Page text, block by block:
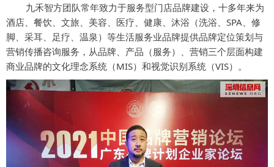
九禾智方团队常年致力于服务型门店品牌建设，十多年来为
酒店、餐饮、文旅、美容、医疗、健康、沐浴（洗浴、SPA、修
脚、采耳、足疗、温泉）等生活服务业品牌提供品牌定位策划与
营销传播咨询服务，从品牌、产品（服务）、营销三个层面构建
商业品牌的文化理念系统（MIS）和视觉识别系统（VIS）。